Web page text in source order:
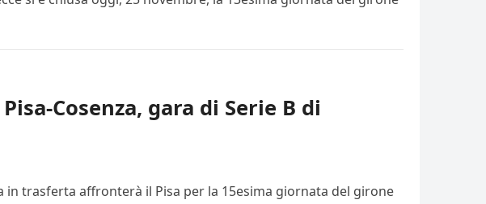
Cosenza, gara di Serie B di
in trasferta affronterà il Pisa per la 15esima giornata del girone